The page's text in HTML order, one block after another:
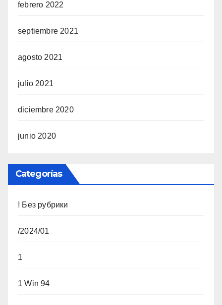
febrero 2022
septiembre 2021
agosto 2021
julio 2021
diciembre 2020
junio 2020
Categorías
! Без рубрики
/2024/01
1
1 Win 94